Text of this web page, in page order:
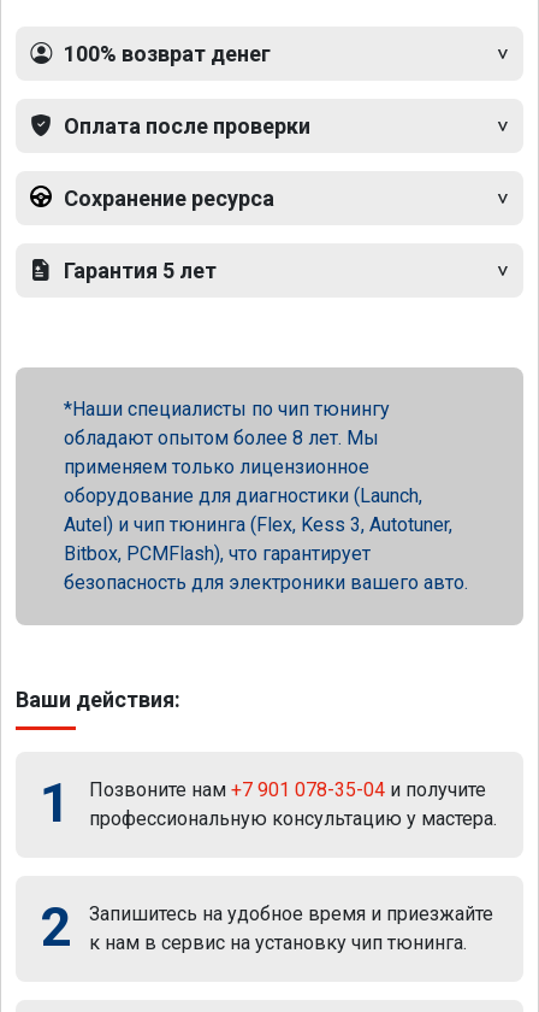
100% возврат денег
Оплата после проверки
Сохранение ресурса
Гарантия 5 лет
Наши специалисты по чип тюнингу
обладают опытом более 8 лет. Мы
применяем только лицензионное
оборудование для диагностики (Launch,
Autel) и чип тюнинга (Flex, Kess 3, Autotuner,
Bitbox, PCMFlash), что гарантирует
безопасность для электроники вашего авто.
Ваши действия:
1 Позвоните нам +7 901 078-35-04 и получите
профессиональную консультацию у мастера.
2
Запишитесь на удобное время и приезжайте
к нам в сервис на установку чип тюнинга.